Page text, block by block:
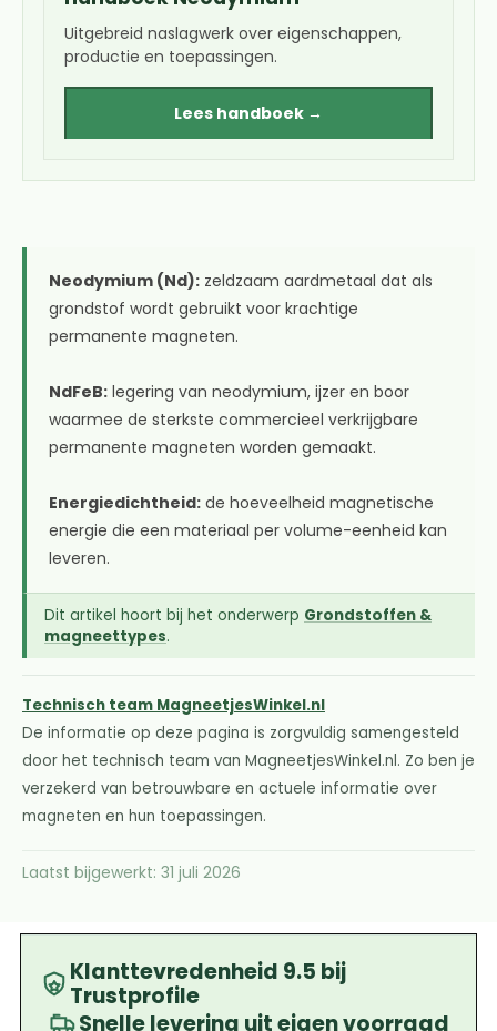
Uitgebreid naslagwerk over eigenschappen,
productie en toepassingen.
Lees handboek →
Neodymium (Nd): zeldzaam aardmetaal dat als
grondstof wordt gebruikt voor krachtige
permanente magneten.
NdFeB: legering van neodymium, ijzer en boor
waarmee de sterkste commercieel verkrijgbare
permanente magneten worden gemaakt.
Energiedichtheid: de hoeveelheid magnetische
energie die een materiaal per volume-eenheid kan
leveren.
Dit artikel hoort bij het onderwerp Grondstoffen &
magneettypes.
Technisch team MagneetjesWinkel.nl
De informatie op deze pagina is zorgvuldig samengesteld
door het technisch team van MagneetjesWinkel.nl. Zo ben je
verzekerd van betrouwbare en actuele informatie over
magneten en hun toepassingen.
Laatst bijgewerkt: 31 juli 2026
Klanttevredenheid 9.5 bij
Trustprofile
Snelle levering uit eigen voorraad